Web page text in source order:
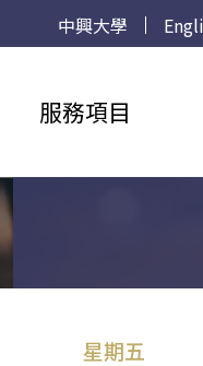
中興大學
服務項目
星期五